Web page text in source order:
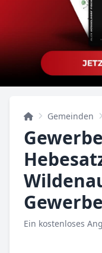
Gemeinden
Ein kostenloses